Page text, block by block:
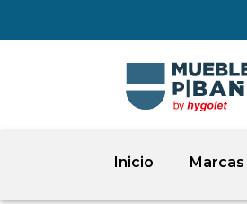
Inicio Marcas